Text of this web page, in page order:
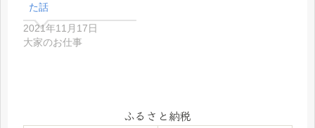
た話
2021年11月17日
大家のお仕事
ふるさと納税